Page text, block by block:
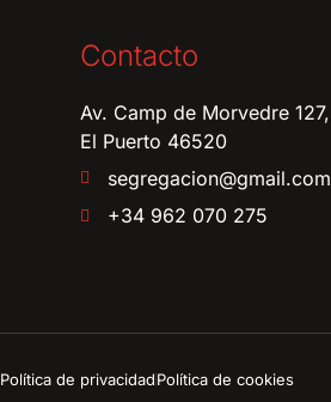
Contacto
Av. Camp de Morvedre 127,
El Puerto 46520
segregacion@gmail.com
+34 962 070 275
Política de privacidadPolítica de cookies